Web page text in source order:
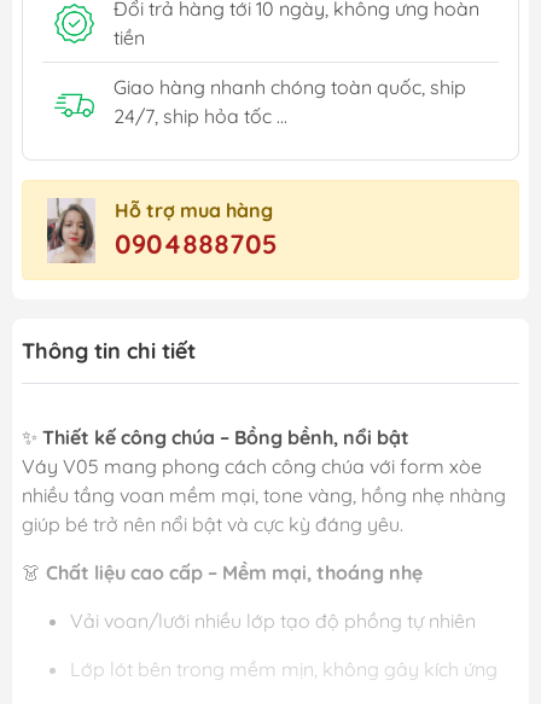
Đổi trả hàng tới 10 ngày, không ưng hoàn
tiền
Giao hàng nhanh chóng toàn quốc, ship
24/7, ship hỏa tốc ...
Hỗ trợ mua hàng
0904888705
Thông tin chi tiết
✨ Thiết kế công chúa – Bồng bềnh, nổi bật
Váy V05 mang phong cách công chúa với form xòe
nhiều tầng voan mềm mại, tone vàng, hồng nhẹ nhàng
giúp bé trở nên nổi bật và cực kỳ đáng yêu.
👗 Chất liệu cao cấp – Mềm mại, thoáng nhẹ
Vải voan/lưới nhiều lớp tạo độ phồng tự nhiên
Lớp lót bên trong mềm mịn, không gây kích ứng